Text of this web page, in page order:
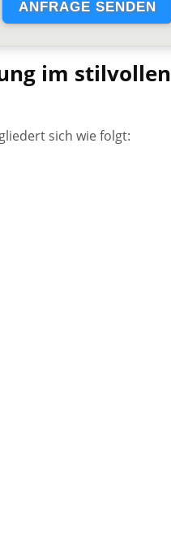
im stilvollen
sich wie folgt: